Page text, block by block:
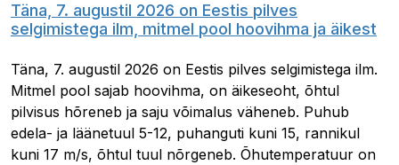
Täna, 7. augustil 2026 on Eestis pilves
selgimistega ilm, mitmel pool hoovihma ja äikest
Täna, 7. augustil 2026 on Eestis pilves selgimistega ilm.
Mitmel pool sajab hoovihma, on äikeseoht, õhtul
pilvisus hõreneb ja saju võimalus väheneb. Puhub
edela- ja läänetuul 5-12, puhanguti kuni 15, rannikul
kuni 17 m/s, õhtul tuul nõrgeneb. Õhutemperatuur on